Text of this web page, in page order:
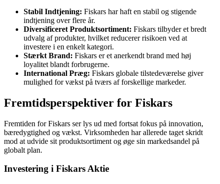
Stabil Indtjening: Fiskars har haft en stabil og stigende
indtjening over flere år.
Diversificeret Produktsortiment: Fiskars tilbyder et bredt
udvalg af produkter, hvilket reducerer risikoen ved at
investere i en enkelt kategori.
Stærkt Brand: Fiskars er et anerkendt brand med høj
loyalitet blandt forbrugerne.
International Præg: Fiskars globale tilstedeværelse giver
mulighed for vækst på tværs af forskellige markeder.
Fremtidsperspektiver for Fiskars
Fremtiden for Fiskars ser lys ud med fortsat fokus på innovation,
bæredygtighed og vækst. Virksomheden har allerede taget skridt
mod at udvide sit produktsortiment og øge sin markedsandel på
globalt plan.
Investering i Fiskars Aktie